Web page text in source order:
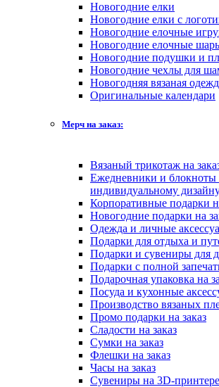
Новогодние елки
Новогодние елки с
Новогодние елочные
Новогодние елочные
Новогодние подушки и
Новогодние чехлы для
Новогодняя вязаная
Оригинальные календари
Мерч на заказ:
Вязаный трикотаж на
Ежедневники и блокноты
индивидуальному
Корпоративные подарки
Новогодние подарки на
Одежда и личные
Подарки для отдыха и
Подарки и сувениры для
Подарки с полной
Подарочная упаковка на
Посуда и кухонные
Производство вязаных
Промо подарки на заказ
Сладости на заказ
Сумки на заказ
Флешки на заказ
Часы на заказ
Сувениры на 3D-